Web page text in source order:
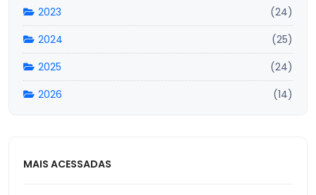
2023
(24)
2024
(25)
2025
(24)
2026
(14)
MAIS ACESSADAS